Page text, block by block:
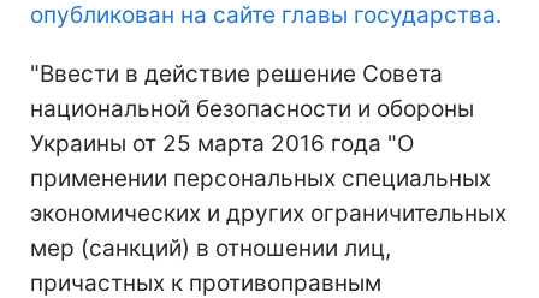
опубликован на сайте главы государства.
"Ввести в действие решение Совета
национальной безопасности и обороны
Украины от 25 марта 2016 года "О
применении персональных специальных
экономических и других ограничительных
мер (санкций) в отношении лиц,
причастных к противоправным